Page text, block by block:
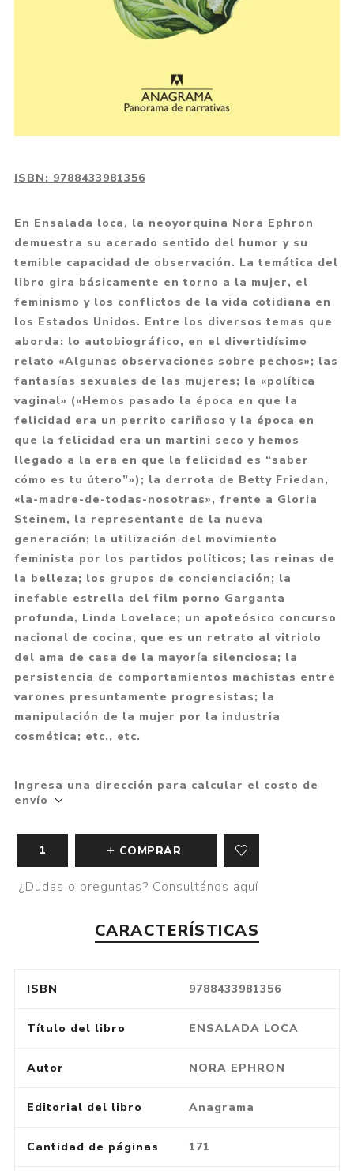
ISBN: 9788433981356
En Ensalada loca, la neoyorquina Nora Ephron
demuestra su acerado sentido del humor y su
temible capacidad de observación. La temática del
libro gira básicamente en torno a la mujer, el
feminismo y los conflictos de la vida cotidiana en
los Estados Unidos. Entre los diversos temas que
aborda: lo autobiográfico, en el divertidísimo
relato «Algunas observaciones sobre pechos»; las
fantasías sexuales de las mujeres; la «política
vaginal» («Hemos pasado la época en que la
felicidad era un perrito cariñoso y la época en
que la felicidad era un martini seco y hemos
llegado a la era en que la felicidad es “saber
cómo es tu útero”»); la derrota de Betty Friedan,
«la-madre-de-todas-nosotras», frente a Gloria
Steinem, la representante de la nueva
generación; la utilización del movimiento
feminista por los partidos políticos; las reinas de
la belleza; los grupos de concienciación; la
inefable estrella del film porno Garganta
profunda, Linda Lovelace; un apoteósico concurso
nacional de cocina, que es un retrato al vitriolo
del ama de casa de la mayoría silenciosa; la
persistencia de comportamientos machistas entre
varones presuntamente progresistas; la
manipulación de la mujer por la industria
cosmética; etc., etc.
Ingresa una dirección para calcular el costo de
envío
COMPRAR
¿Dudas o preguntas? Consultános aquí
CARACTERÍSTICAS
ISBN 9788433981356
Título del libro ENSALADA LOCA
Autor NORA EPHRON
Editorial del libro Anagrama
Cantidad de páginas 171